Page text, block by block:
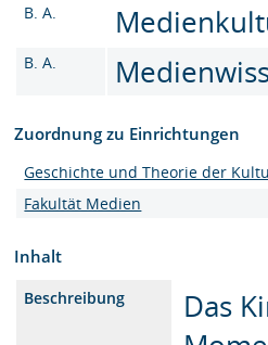
B. A.
B. A.
Zuordnung zu Einrichtungen
Geschichte und Theorie der
Fakultät Medien
Inhalt
Beschreibung
Das